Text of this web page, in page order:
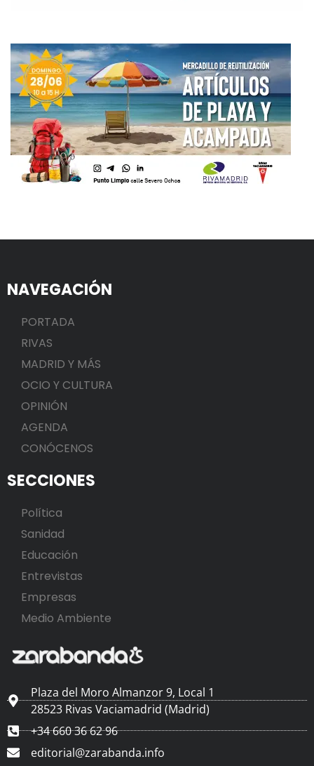
NAVEGACIÓN
PORTADA
RIVAS
MADRID Y MÁS
OCIO Y CULTURA
OPINIÓN
AGENDA
CONÓCENOS
SECCIONES
Política
Sanidad
Educación
Entrevistas
Empresas
Medio Ambiente
Plaza del Moro Almanzor 9, Local 1
28523 Rivas Vaciamadrid (Madrid)
+34 660 36 62 96
editorial@zarabanda.info